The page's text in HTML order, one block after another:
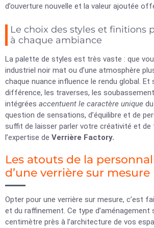
d’ouverture nouvelle et la valeur ajoutée
Le choix des styles et finitions
à chaque ambiance
La palette de styles est très vaste : que
industriel noir mat ou d’une atmosphère
chaque nuance influence le rendu global.
différence, les traverses, les
intégrées accentuent le caractère unique
question de sensations, d’équilibre et de
suffit de laisser parler votre créativité et
l’expertise de Verrière Factory.
Les atouts de la
d’une verrière sur mesure
Opter pour une verrière sur mesure, c’est
et du raffinement. Ce type d’aménagement
centimètre près à l’architecture de vos